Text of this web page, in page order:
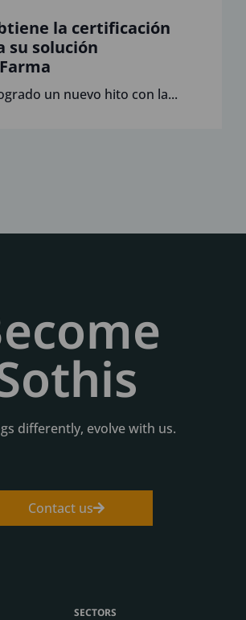
la certificación
su solución
un nuevo hito con la...
differently, evolve with us.
Contact us
SECTORS